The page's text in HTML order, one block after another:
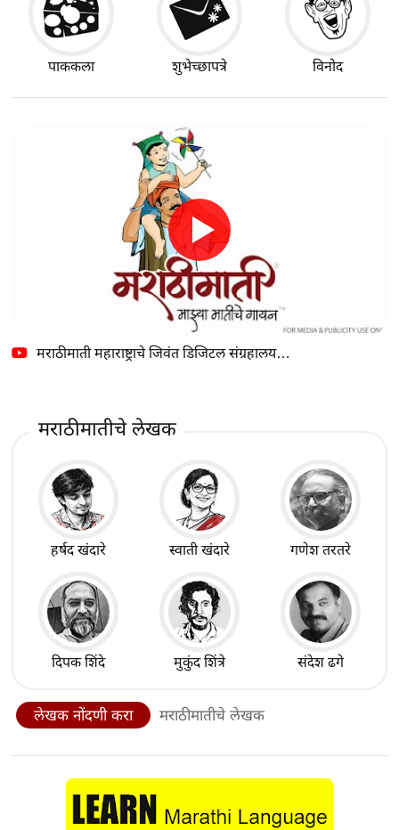
पाककला शुभेच्छापत्रे विनोद
मराठीमाती महाराष्ट्राचे जिवंत डिजिटल संग्रहालय…
मराठीमातीचे लेखक
हर्षद खंदारे स्वाती खंदारे गणेश तरतरे
दिपक शिंदे मुकुंद शिंत्रे संदेश ढगे
लेखक नोंदणी करा मराठीमातीचे लेखक